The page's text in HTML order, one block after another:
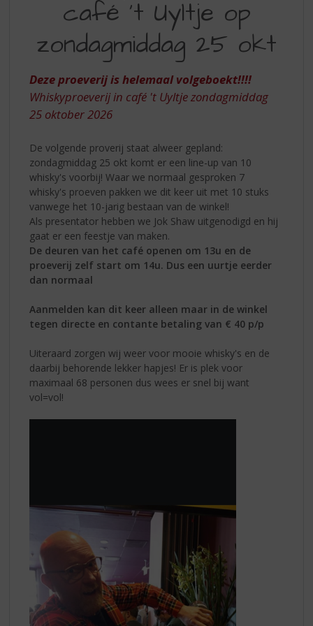
café 't Uyltje op
zondagmiddag 25 okt
Deze proeverij is helemaal volgeboekt!!!!
Whiskyproeverij in café 't Uyltje zondagmiddag
25 oktober 2026
De volgende proverij staat alweer gepland:
zondagmiddag 25 okt komt er een line-up van 10
whisky's voorbij! Waar we normaal gesproken 7
whisky's proeven pakken we dit keer uit met 10 stuks
vanwege het 10-jarig bestaan van de winkel!
Als presentator hebben we Jok Shaw uitgenodigd en hij
gaat er een feestje van maken.
De deuren van het café openen om 13u en de
proeverij zelf start om 14u. Dus een uurtje eerder
dan normaal
Aanmelden kan dit keer alleen maar in de winkel
tegen directe en contante betaling van € 40 p/p
Uiteraard zorgen wij weer voor mooie whisky's en de
daarbij behorende lekker hapjes! Er is plek voor
maximaal 68 personen dus wees er snel bij want
vol=vol!